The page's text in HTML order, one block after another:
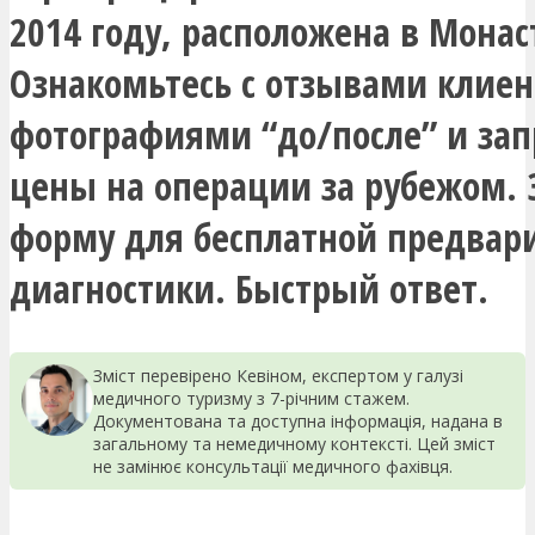
2014 году, расположена в
Ознакомьтесь с отзывами
фотографиями “до/после” и
цены на операции за рубежом.
форму для бесплатной
диагностики. Быстрый ответ.
Зміст перевірено Кевіном, експертом у галузі
медичного туризму з 7-річним стажем.
Документована та доступна інформація, надана в
загальному та немедичному контексті. Цей зміст
не замінює консультації медичного фахівця.